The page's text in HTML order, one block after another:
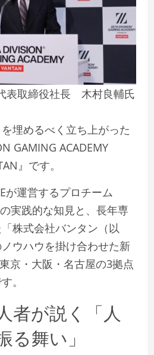
表取締役社長 木村良輔氏
埋めるべく立ち上がった
GAMING ACADEMY
』です。
が運営するプロチーム
の実践的な知見と、長年専
株式会社バンタン（以
ウハウを掛け合わせた新
京・大阪・名古屋の3拠点
。
者が説く「人
る舞い」